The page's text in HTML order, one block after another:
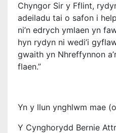
Chyngor Sir y Fflint,
adeiladu tai o safon i
ni’n edrych ymlaen yn
hyn rydyn ni wedi’i
gwaith yn Nhreffynnon
flaen.”
Yn y llun ynghlwm mae
Y Cynghorydd Bernie